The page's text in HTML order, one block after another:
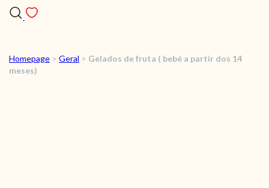
RECEITAS
Homepage > Geral > Gelados de fruta ( bebé a partir dos 14
meses)